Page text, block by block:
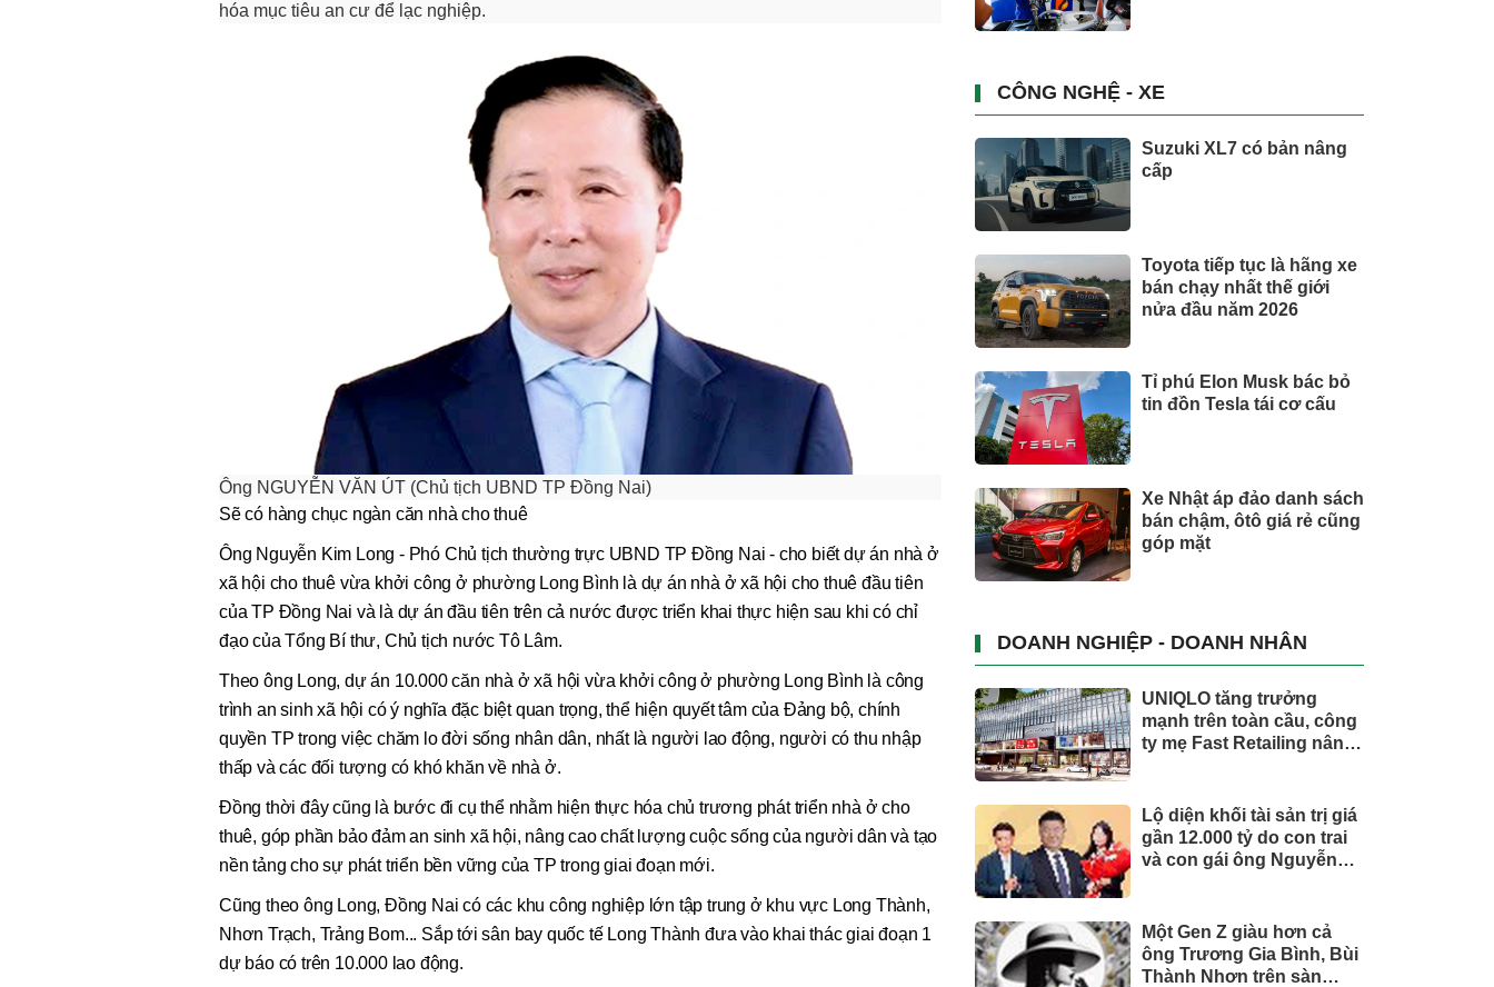
hóa mục tiêu an cư để lạc nghiệp.
Ông NGUYỄN VĂN ÚT (Chủ tịch UBND TP Đồng Nai)
Sẽ có hàng chục ngàn căn nhà cho thuê
Ông Nguyễn Kim Long - Phó Chủ tịch thường trực UBND TP Đồng Nai - cho biết dự án nhà ở
xã hội cho thuê vừa khởi công ở phường Long Bình là dự án nhà ở xã hội cho thuê đầu tiên
của TP Đồng Nai và là dự án đầu tiên trên cả nước được triển khai thực hiện sau khi có chỉ
đạo của Tổng Bí thư, Chủ tịch nước Tô Lâm.
Theo ông Long, dự án 10.000 căn nhà ở xã hội vừa khởi công ở phường Long Bình là công
trình an sinh xã hội có ý nghĩa đặc biệt quan trọng, thể hiện quyết tâm của Đảng bộ, chính
quyền TP trong việc chăm lo đời sống nhân dân, nhất là người lao động, người có thu nhập
thấp và các đối tượng có khó khăn về nhà ở.
Đồng thời đây cũng là bước đi cụ thể nhằm hiện thực hóa chủ trương phát triển nhà ở cho
thuê, góp phần bảo đảm an sinh xã hội, nâng cao chất lượng cuộc sống của người dân và tạo
nền tảng cho sự phát triển bền vững của TP trong giai đoạn mới.
Cũng theo ông Long, Đồng Nai có các khu công nghiệp lớn tập trung ở khu vực Long Thành,
Nhơn Trạch, Trảng Bom... Sắp tới sân bay quốc tế Long Thành đưa vào khai thác giai đoạn 1
dự báo có trên 10.000 lao động.
CÔNG NGHỆ - XE
Suzuki XL7 có bản nâng
cấp
Toyota tiếp tục là hãng xe
bán chạy nhất thế giới
nửa đầu năm 2026
Tỉ phú Elon Musk bác bỏ
tin đồn Tesla tái cơ cấu
Xe Nhật áp đảo danh sách
bán chậm, ôtô giá rẻ cũng
góp mặt
DOANH NGHIỆP - DOANH NHÂN
UNIQLO tăng trưởng
mạnh trên toàn cầu, công
ty mẹ Fast Retailing nâng
Lộ diện khối tài sản trị giá
gần 12.000 tỷ do con trai
và con gái ông Nguyễn
Một Gen Z giàu hơn cả
ông Trương Gia Bình, Bùi
Thành Nhơn trên sàn